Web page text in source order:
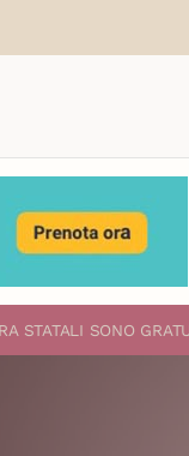
STATALI SONO